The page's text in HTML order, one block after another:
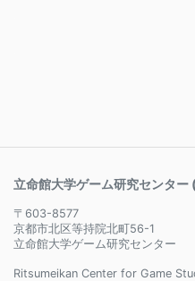
立命館大学ゲーム研究センター
〒603-8577
京都市北区等持院北町56-1
立命館大学ゲーム研究センター
Ritsumeikan Center for Game